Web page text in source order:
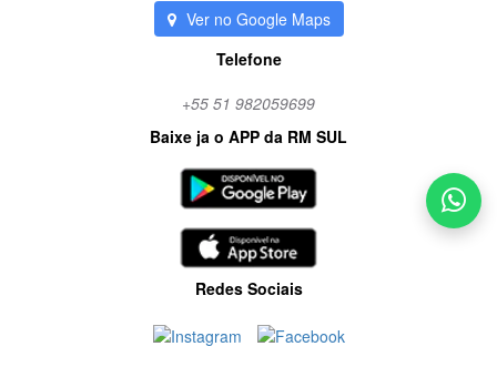
Ver no Google Maps
Telefone
+55 51 982059699
Baixe ja o APP da RM SUL
Redes Sociais